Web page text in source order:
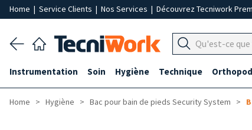
Home | Service Clients | Nos Services | Découvrez Tecniwork
Instrumentation Soin Hygiène Technique
Home Hygiène Bac pour bain de pieds Security System